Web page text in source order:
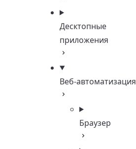
Десктопные
приложения
Веб-автоматизация
Браузер